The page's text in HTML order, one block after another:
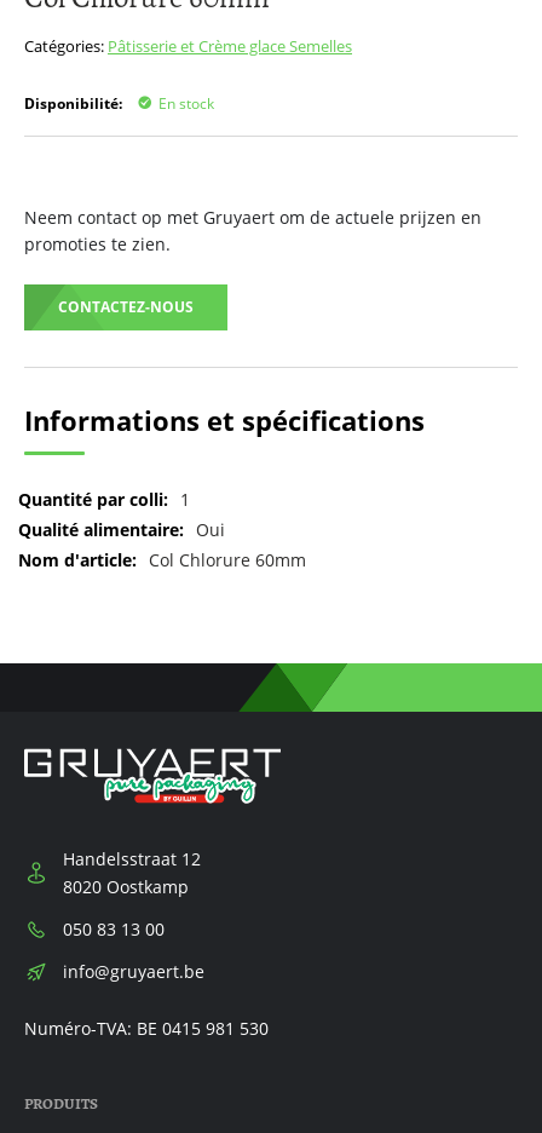
Catégories: Pâtisserie et Crème glaceSemelles
Disponibilité: En stock
Neem contact op met Gruyaert om de actuele prijzen en
promoties te zien.
CONTACTEZ-NOUS
de
d’images
Informations et spécifications
Pour
plus
1
Oui
Col Chlorure 60mm
Handelsstraat 12
8020 Oostkamp
Téléphone:
050 83 13 00
E-
info@gruyaert.be
Numéro-TVA: BE 0415 981 530
PRODUITS